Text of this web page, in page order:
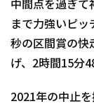
中間点を過ぎて
まで力強いピ
秒の区間賞の快
げ、2時間15分
2021年の中止